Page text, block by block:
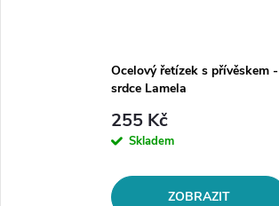
Ocelový řetízek s přívěskem -
srdce Lamela
255 Kč
Skladem
ZOBRAZIT